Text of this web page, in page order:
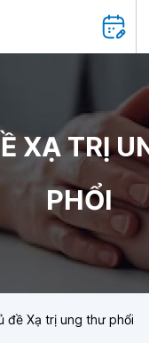
XẠ TRỊ
PHỔI
đề Xạ trị ung thư phổi